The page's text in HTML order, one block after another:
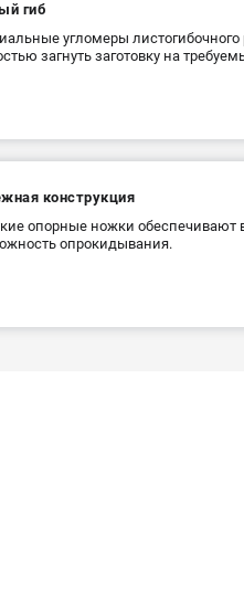
гиб
угломеры листогибочного
загнуть заготовку на
конструкция
опорные ножки обеспечивают
опрокидывания.